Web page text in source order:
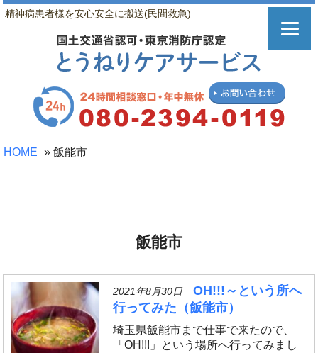
精神病患者様を安心安全に搬送(民間救急)
HOME » 飯能市
飯能市
2021年8月30日
OH!!!～という所へ
行ってみた（飯能市）
埼玉県飯能市まで仕事で来たので、
「OH!!!」という場所へ行ってみまし